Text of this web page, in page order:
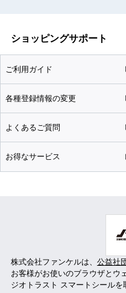
ショッピングサポート
ご利用ガイド
各種登録情報の変更
よくあるご質問
お得なサービス
株式会社ファンケルは、 公益社
お客様がお使いのブラウザとウ
ジオトラスト スマートシールを